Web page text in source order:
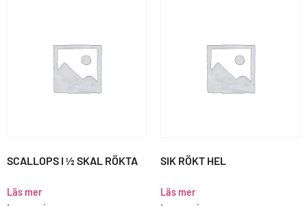
SCALLOPS I ½ SKAL RÖKTA
Läs mer
SIK RÖKT HEL
Läs mer